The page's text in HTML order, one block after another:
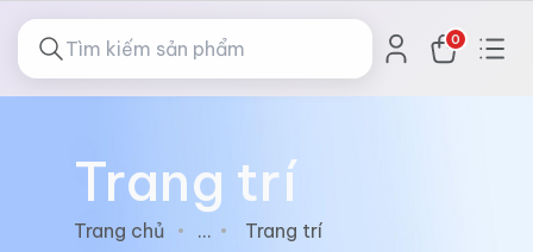
0
Trang trí
Trang chủ ... Trang trí